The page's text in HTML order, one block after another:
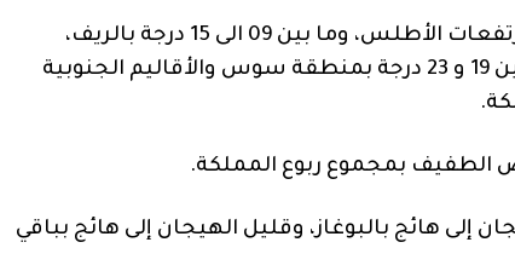
وستتراوح درجات الحرارة الدنيا ما بين 05 و 10 درجات بمرتفعات الأطلس، وما بين 09 الى 15 درجة بالريف،
والمنطقة الشرقية، والسفوح الجنوبية الشرقية، وما بين 19 و 23 درجة بمنطقة سوس والأقاليم الجنوبية
الطفيف بمجموع ربوع المملكة.
إلى هائج بالبوغاز، وقليل الهيجان إلى هائج بباقي